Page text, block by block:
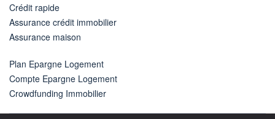
Crédit rapide
Assurance crédit immobilier
Assurance maison
Plan Epargne Logement
Compte Epargne Logement
Crowdfunding Immobilier